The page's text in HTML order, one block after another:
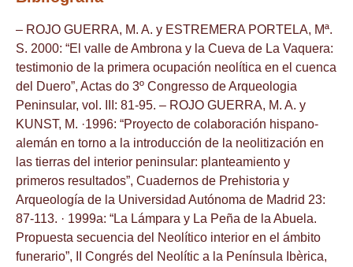
– ROJO GUERRA, M. A. y ESTREMERA PORTELA, Mª.
S. 2000: “El valle de Ambrona y la Cueva de La Vaquera:
testimonio de la primera ocupación neolítica en el cuenca
del Duero”, Actas do 3º Congresso de Arqueologia
Peninsular, vol. III: 81-95. – ROJO GUERRA, M. A. y
KUNST, M. ·1996: “Proyecto de colaboración hispano-
alemán en torno a la introducción de la neolitización en
las tierras del interior peninsular: planteamiento y
primeros resultados”, Cuadernos de Prehistoria y
Arqueología de la Universidad Autónoma de Madrid 23:
87-113. · 1999a: “La Lámpara y La Peña de la Abuela.
Propuesta secuencia del Neolítico interior en el ámbito
funerario”, II Congrés del Neolític a la Península Ibèrica,